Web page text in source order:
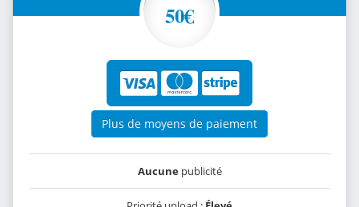
50€
Plus de moyens de paiement
Aucunepublicité